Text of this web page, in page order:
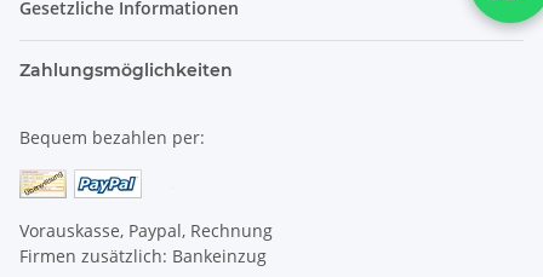
Gesetzliche Informationen
Zahlungsmöglichkeiten
Bequem bezahlen per:
Vorauskasse, Paypal, Rechnung
Firmen zusätzlich: Bankeinzug